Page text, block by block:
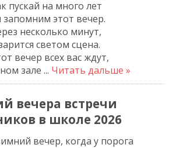
пускай на много лет
этот вечер.
несколько минут,
светом сцена.
вечер всех вас ждут,
зале ... Читать дальше »
вечера встречи
в школе 2026
вечер, когда у порога